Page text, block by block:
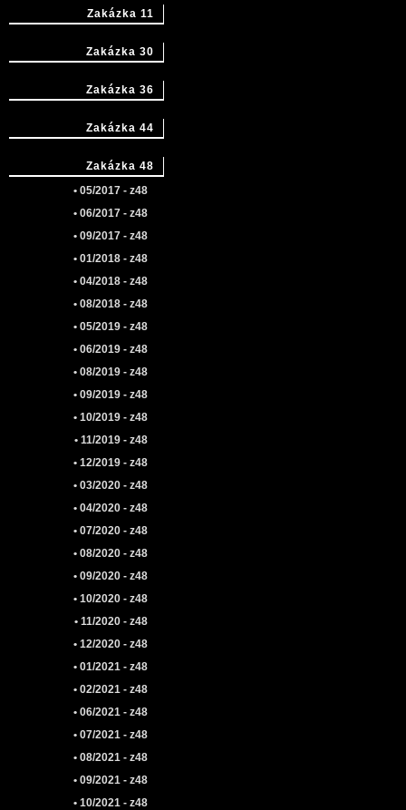
Zakázka 11
Zakázka 30
Zakázka 36
Zakázka 44
Zakázka 48
• 05/2017 - z48
• 06/2017 - z48
• 09/2017 - z48
• 01/2018 - z48
• 04/2018 - z48
• 08/2018 - z48
• 05/2019 - z48
• 06/2019 - z48
• 08/2019 - z48
• 09/2019 - z48
• 10/2019 - z48
• 11/2019 - z48
• 12/2019 - z48
• 03/2020 - z48
• 04/2020 - z48
• 07/2020 - z48
• 08/2020 - z48
• 09/2020 - z48
• 10/2020 - z48
• 11/2020 - z48
• 12/2020 - z48
• 01/2021 - z48
• 02/2021 - z48
• 06/2021 - z48
• 07/2021 - z48
• 08/2021 - z48
• 09/2021 - z48
• 10/2021 - z48